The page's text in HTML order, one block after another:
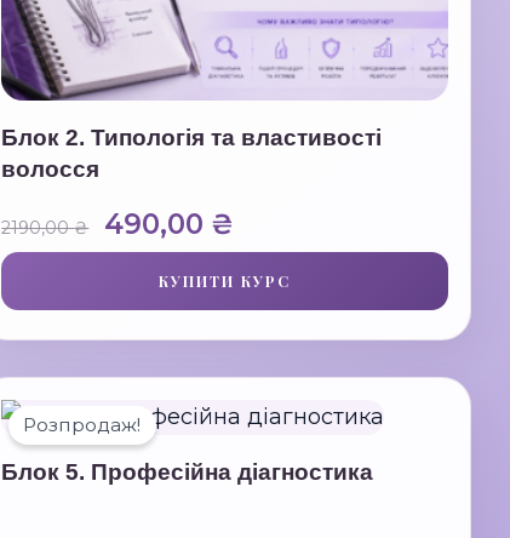
Блок 2. Типологія та властивості
волосся
2190,00₴
Оригінальна
ціна:
2190,00 ₴.
490,00 ₴
ціна:
490,00 ₴.
КУПИТИ КУРС
Розпродаж!
Блок 5. Професійна діагностика